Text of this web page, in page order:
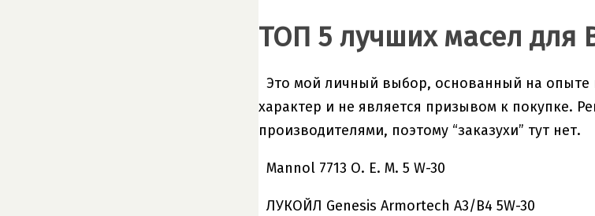
ТОП 5 лучших масел для
Это мой личный выбор, основанный на
характер и не является призывом к покупке.
производителями, поэтому “заказухи” тут нет.
Mannol 7713 O. E. M. 5 W-30
ЛУКОЙЛ Genesis Armortech А3/В4 5W-30